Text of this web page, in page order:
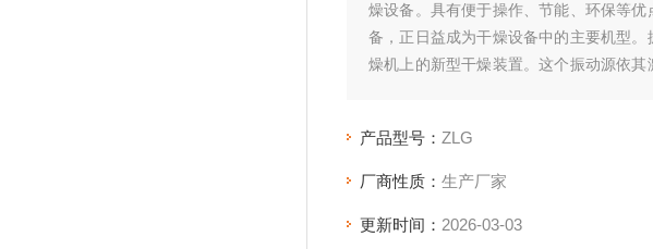
燥设备。具有便于操作、节能、环保等
备，正日益成为干燥设备中的主要机型
燥机上的新型干燥装置。这个振动源依
产品型号： ZLG
厂商性质： 生产厂家
更新时间： 2026-03-03